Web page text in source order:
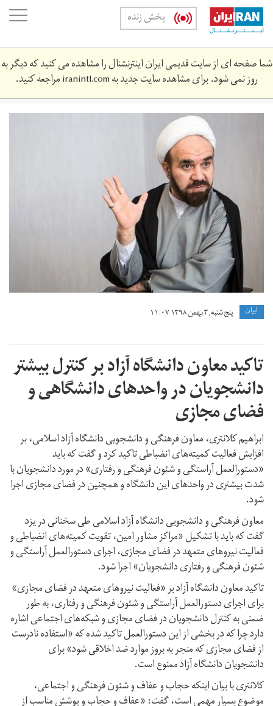
Skip
main
content
پخش زنده
شما صفحه ای از سایت قدیمی ایران اینترنشنال را مشاهده می کنید که دیگر به
روز نمی شود. برای مشاهده سایت جدید بهiranintl.comمراجعه کنید.
ebrahim-
kalanrati-
1232.jpg
ايران پنج شنبه, ۳ بهمن ۱۳۹۸ ۱۱:۰۷
تاکید معاون دانشگاه آزاد بر کنترل بیشتر
دانشجویان در واحدهای دانشگاهی و
فضای مجازی
ابراهیم کلانتری، معاون فرهنگی و دانشجویی دانشگاه آزاد اسلامی، بر
افزایش فعالیت کمیته‌های انضباطی تاکید کرد و گفت که باید
«دستورالعمل آراستگی و شئون فرهنگی و رفتاری» در مورد دانشجویان با
شدت بیشتری در واحدهای این دانشگاه و همچنین در فضای مجازی اجرا
شود.
معاون فرهنگی و دانشجویی دانشگاه آزاد اسلامی طی سخنانی در یزد
گفت که باید با تشکیل «مراکز مشاور امین، تقویت کمیته‌های انضباطی و
فعالیت نیروهای متعهد در فضای مجازی، اجرای دستورالعمل آراستگی و
شئون فرهنگی و رفتاری دانشجویان» اجرا شود.
تاکید معاون دانشگاه آزاد بر «فعالیت نیروهای متعهد در فضای مجازی»
برای اجرای دستورالعمل آراستگی و شئون فرهنگی و رفتاری، به طور
ضمنی به کنترل دانشجویان در فضای مجازی و شبکه‌های اجتماعی اشاره
دارد چرا که در بخشی از این دستورالعمل تاکید شده که «استفاده نادرست
از فضای مجازی که منجر به بروز موارد ضد اخلاقی شود» برای
دانشجویان دانشگاه آزاد ممنوع است.
کلانتری با بیان اینکه حجاب و عفاف و شئون فرهنگی و اجتماعی،